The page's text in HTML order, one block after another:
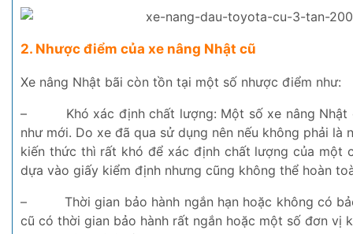
2. Nhược điểm của xe nâng Nhật cũ
Xe nâng Nhật bãi còn tồn tại một số nhược điểm như:
–
Khó xác định chất lượng: Một số xe nâng
như mới. Do xe đã qua sử dụng nên nếu không phải là
kiến thức thì rất khó để xác định chất lượng của một
dựa vào giấy kiểm định nhưng cũng không thể hoàn
–
Thời gian bảo hành ngắn hạn hoặc không có
cũ có thời gian bảo hành rất ngắn hoặc một số đơn vị